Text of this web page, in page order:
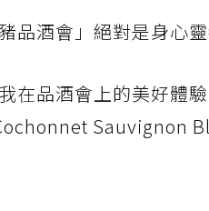
品酒會」絕對是身心
在品酒會上的美好體
Sauvignon